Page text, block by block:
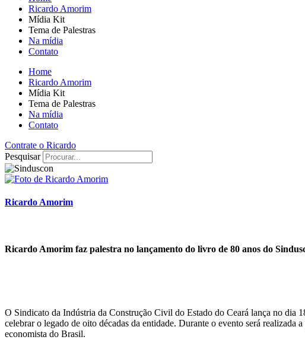
Ricardo Amorim
Mídia Kit
Tema de Palestras
Na mídia
Contato
Home
Ricardo Amorim
Mídia Kit
Tema de Palestras
Na mídia
Contato
Contrate o Ricardo
Pesquisar
Ricardo Amorim
Ricardo Amorim faz palestra no lançamento do livro de 80 anos do
O Sindicato da Indústria da Construção Civil do Estado do Ceará lança no
celebrar o legado de oito décadas da entidade. Durante o evento será
economista do Brasil.